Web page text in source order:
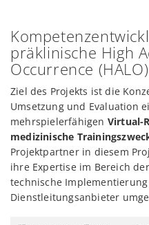
präklinische High
Occurrence
Ziel des Projekts ist die
Umsetzung und Evaluation
mehrspielerfähigen Virtual-
medizinische
Projektpartner in diesem
ihre Expertise im Bereich
technische
Dienstleitungsanbieter